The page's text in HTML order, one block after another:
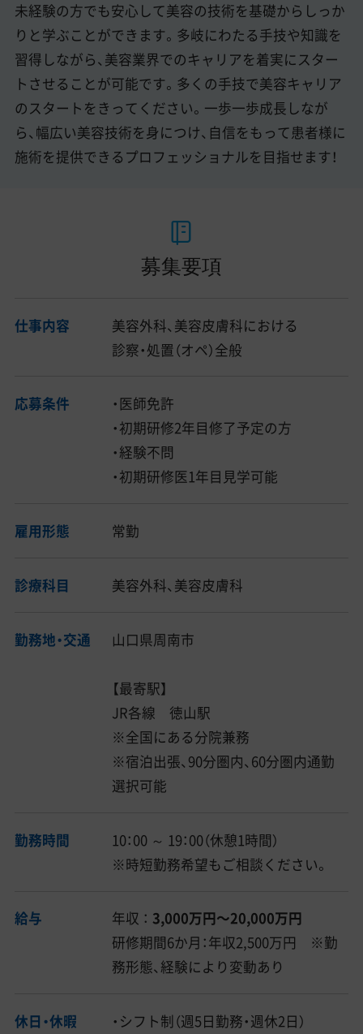
未経験の方でも安心して美容の技術を基礎からしっか
りと学ぶことができます。多岐にわたる手技や知識を
習得しながら、美容業界でのキャリアを着実にスター
トさせることが可能です。多くの手技で美容キャリア
のスタートをきってください。一歩一歩成長しなが
ら、幅広い美容技術を身につけ、自信をもって患者様に
施術を提供できるプロフェッショナルを目指せます！
募集要項
仕事内容
美容外科、美容皮膚科における
診察・処置（オペ）全般
応募条件
・医師免許
・初期研修2年目修了予定の方
・経験不問
・初期研修医1年目見学可能
雇用形態 常勤
診療科目 美容外科、美容皮膚科
勤務地・交通 山口県周南市
【最寄駅】
JR各線 徳山駅
※全国にある分院兼務
※宿泊出張、90分圏内、60分圏内通勤
選択可能
勤務時間
10：00 ～ 19：00（休憩1時間）
※時短勤務希望もご相談ください。
給与 年収 ： 3,000万円〜20,000万円
研修期間6か月：年収2,500万円 ※勤
務形態、経験により変動あり
休日・休暇
・シフト制（週5日勤務・週休2日）